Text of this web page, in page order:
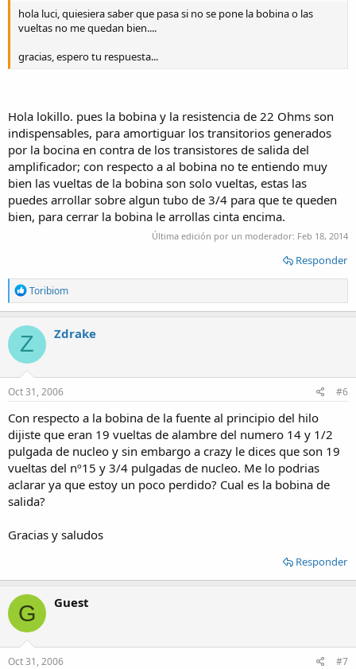
hola luci, quiesiera saber que pasa si no se pone la bobina o las
vueltas no me quedan bien....
gracias, espero tu respuesta...
Hola lokillo. pues la bobina y la resistencia de 22 Ohms son
indispensables, para amortiguar los transitorios generados
por la bocina en contra de los transistores de salida del
amplificador; con respecto a al bobina no te entiendo muy
bien las vueltas de la bobina son solo vueltas, estas las
puedes arrollar sobre algun tubo de 3/4 para que te queden
bien, para cerrar la bobina le arrollas cinta encima.
Última edición por un moderador: Feb 18, 2014
Responder
R
e
a
c
t
i
o
n
s
Toribiom
Z Zdrake
Oct 31, 2006 #6
Con respecto a la bobina de la fuente al principio del hilo
dijiste que eran 19 vueltas de alambre del numero 14 y 1/2
pulgada de nucleo y sin embargo a crazy le dices que son 19
vueltas del nº15 y 3/4 pulgadas de nucleo. Me lo podrias
aclarar ya que estoy un poco perdido? Cual es la bobina de
salida?
Gracias y saludos
Responder
G Guest
Oct 31, 2006 #7